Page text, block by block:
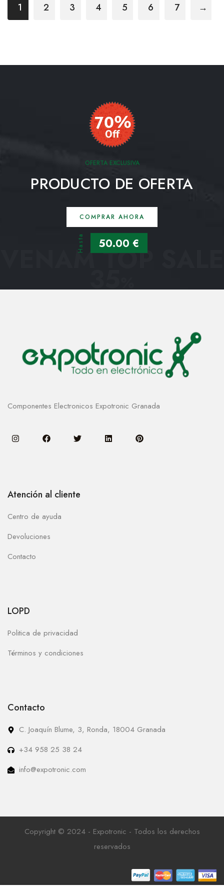
1 2 3 4 5 6 7 →
OFERTA EXCLUSIVA
PRODUCTO DE OFERTA
COMPRAR AHORA
Hasta 50.00 €
VENAM TOP SALE
35
Componentes Electronicos Expotronic Granada
Atención al cliente
Centro de ayuda
Devoluciones
Contacto
LOPD
Politica de privacidad
Términos y condiciones
Contacto
C. Joaquín Blume, 3, Ronda, 18004 Granada
+34 958 25 38 24
info@expotronic.com
Copyright © 2024 - Expotronic - Todos los derechos
reservados